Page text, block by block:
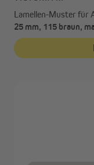
Lamellen-Muster für
25 mm, 115 braun,